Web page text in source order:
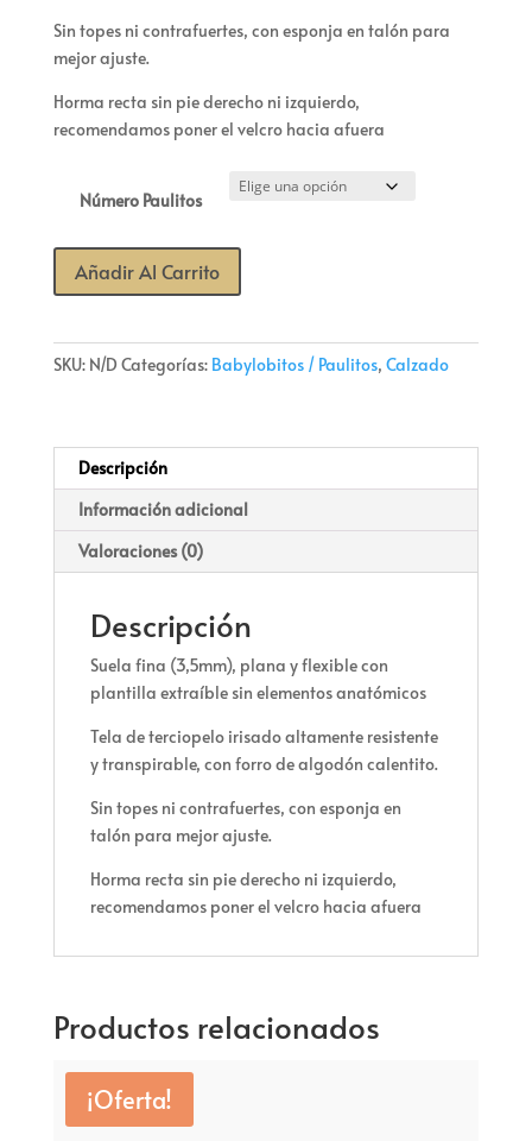
Sin topes ni contrafuertes, con esponja en talón para
mejor ajuste.
Horma recta sin pie derecho ni izquierdo,
recomendamos poner el velcro hacia afuera
Número Paulitos
Paulitos
ANDREA
cantidad
Añadir Al Carrito
SKU: N/D Categorías: Babylobitos / Paulitos, Calzado
Descripción
Información adicional
Valoraciones (0)
Descripción
Suela fina (3,5mm), plana y flexible con
plantilla extraíble sin elementos anatómicos
Tela de terciopelo irisado altamente resistente
y transpirable, con forro de algodón calentito.
Sin topes ni contrafuertes, con esponja en
talón para mejor ajuste.
Horma recta sin pie derecho ni izquierdo,
recomendamos poner el velcro hacia afuera
Productos relacionados
¡Oferta!